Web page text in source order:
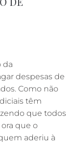
da
despesas de
Como não
têm
que todos
que o
aderiu à